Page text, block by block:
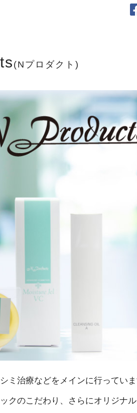
(Nプロダクト)
ミ治療などをメインに行ってい
クのこだわり、さらにオリジナ